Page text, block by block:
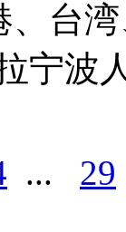
、台
宁波
... 29